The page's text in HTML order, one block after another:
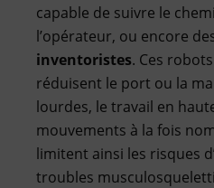
capable de suivre le
l’opérateur, ou encore
inventoristes. Ces
réduisent le port ou la
lourdes, le travail en
mouvements à la fois
limitent ainsi les risques
troubles